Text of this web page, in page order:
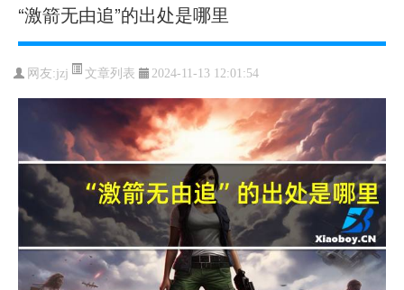
“激箭无由追”的出处是哪里
网友:jzj 文章列表 2024-11-13 12:01:54